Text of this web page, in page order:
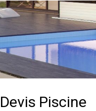
Devis Piscine